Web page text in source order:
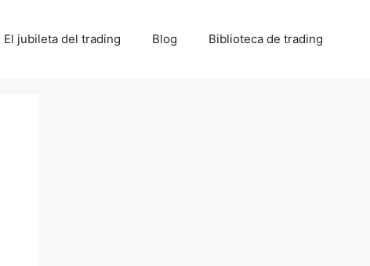
El jubileta del trading Blog Biblioteca de trading